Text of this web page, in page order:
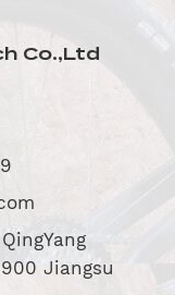
Co.,Ltd
Jiangsu